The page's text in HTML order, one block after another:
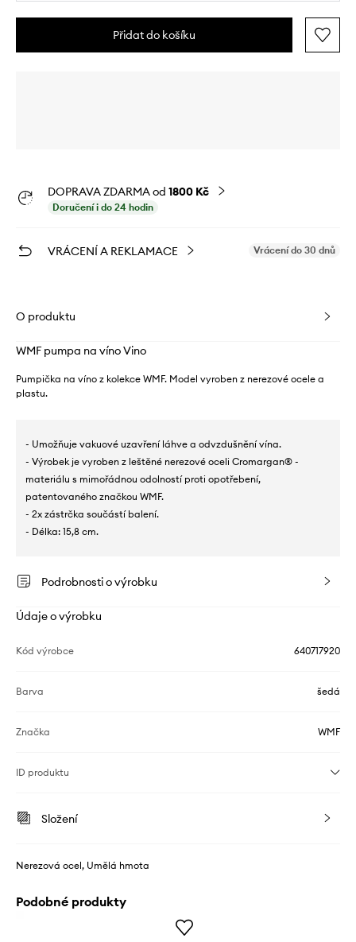
Přidat do košíku
DOPRAVA ZDARMA od 1800 Kč
Doručení i do 24 hodin
VRÁCENÍ A REKLAMACE Vrácení do 30 dnů
O produktu
WMF pumpa na víno Vino
Pumpička na víno z kolekce WMF. Model vyroben z nerezové ocele a
plastu.
- Umožňuje vakuové uzavření láhve a odvzdušnění vína.
- Výrobek je vyroben z leštěné nerezové oceli Cromargan® -
materiálu s mimořádnou odolností proti opotřebení,
patentovaného značkou WMF.
- 2x zástrčka součástí balení.
- Délka: 15,8 cm.
Podrobnosti o výrobku
Údaje o výrobku
Kód výrobce 640717920
Barva šedá
Značka WMF
ID produktu
Složení
Nerezová ocel, Umělá hmota
Podobné produkty